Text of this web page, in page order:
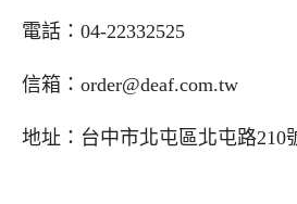
電話：04-22332525
信箱：order@deaf.com.tw
地址：台中市北屯區北屯路210